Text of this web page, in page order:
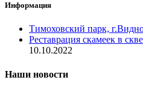
Информация
Тимоховский парк,
Реставрация скамеек в
10.10.2022
Наши новости